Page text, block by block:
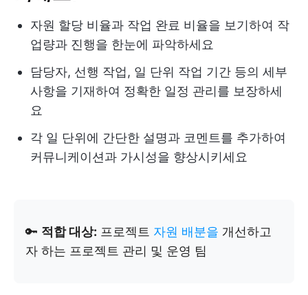
자원 할당 비율과 작업 완료 비율을 보기하여 작
업량과 진행을 한눈에 파악하세요
담당자, 선행 작업, 일 단위 작업 기간 등의 세부
사항을 기재하여 정확한 일정 관리를 보장하세
요
각 일 단위에 간단한 설명과 코멘트를 추가하여
커뮤니케이션과 가시성을 향상시키세요
🔑 적합 대상: 프로젝트 자원 배분을 개선하고
자 하는 프로젝트 관리 및 운영 팀